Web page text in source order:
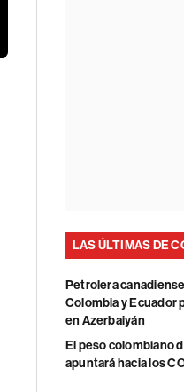
LAS ÚLTIMAS DE
Petrolera
Colombia y Ecuador
en Azerbaiyán
El peso colombiano
apuntará hacia los